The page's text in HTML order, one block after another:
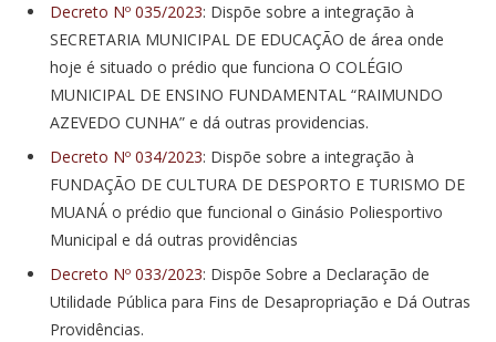
Decreto Nº 035/2023: Dispõe sobre a integração à
SECRETARIA MUNICIPAL DE EDUCAÇÃO de área onde
hoje é situado o prédio que funciona O COLÉGIO
MUNICIPAL DE ENSINO FUNDAMENTAL “RAIMUNDO
AZEVEDO CUNHA” e dá outras providencias.
Decreto Nº 034/2023: Dispõe sobre a integração à
FUNDAÇÃO DE CULTURA DE DESPORTO E TURISMO DE
MUANÁ o prédio que funcional o Ginásio Poliesportivo
Municipal e dá outras providências
Decreto Nº 033/2023: Dispõe Sobre a Declaração de
Utilidade Pública para Fins de Desapropriação e Dá Outras
Providências.